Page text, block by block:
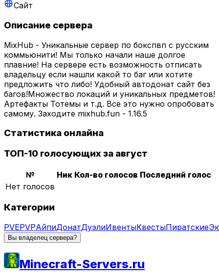
Сайт
Описание сервера
MixHub - Уникальные сервер по бокспвп с русским
коммьюнити! Мы только начали наше долгое
плавние! На сервере есть возможность отписать
владельцу если нашли какой то баг или хотите
предложить что либо! Удобный автодонат сайт без
багов!Множество локаций и уникальных предметов!
Артефакты Тотемы и т.д. Все это нужно опробовать
самому. Заходите mixhub.fun - 1.16.5
Статистика онлайна
ТОП-10 голосующих за август
№ Ник Кол-во голосов Последний голос
Нет голосов
Категории
PVEPVPАйпиДонатДуэлиИвентыКвестыПиратские
Вы владелец сервера?
Minecraft-Servers.ru